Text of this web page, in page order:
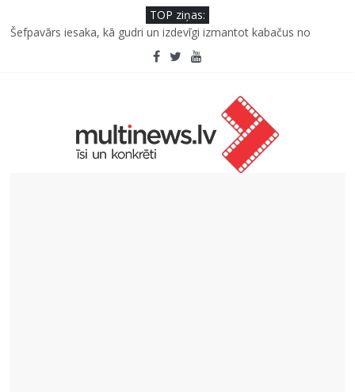
TOP ziņas:
Kā neuzkāpt uz tiem pašiem grābekļiem: 5 iespējamās kļūdas
Šefpavārs iesaka, kā gudri un izdevīgi izmantot kabačus no
Jauno izpildītāju konkursam “Frekvence 2026”
Saeimas priekšsēdētāja Ikšķilē: politiski represēto cilvēku
nesalaužamā ticība Latvijai ir mūsu valsts spēka pamats
Viens klikšķis līdz maksājumam vai viens mirklis līdz krāpšanai?